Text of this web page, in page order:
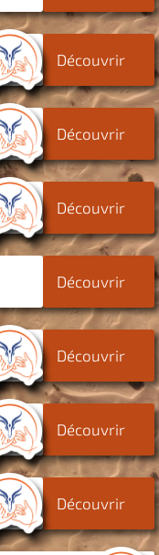
Découvrir
Découvrir
Découvrir
Découvrir
Découvrir
Découvrir
Découvrir